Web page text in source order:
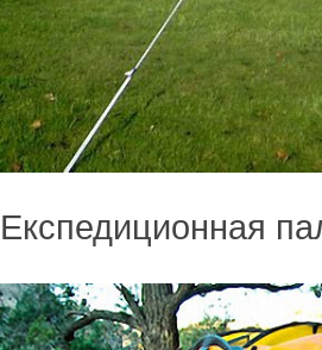
Експедиционная